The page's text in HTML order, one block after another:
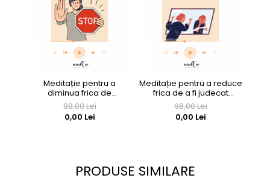
Meditație pentru a
diminua frica de
respingere PARTEA 1
(GRATUIT)
98,00 Lei
0,00 Lei
Meditație pentru a reduce
frica de a fi judecat
PARTEA 1 (GRATUIT)
98,00 Lei
0,00 Lei
PRODUSE SIMILARE